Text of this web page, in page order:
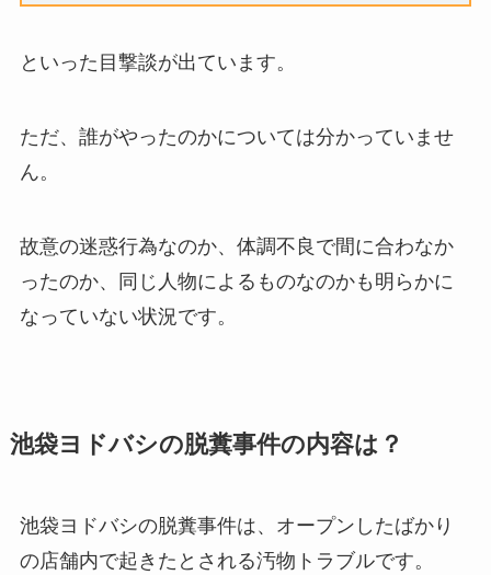
といった目撃談が出ています。
ただ、誰がやったのかについては分かっていませ
ん。
故意の迷惑行為なのか、体調不良で間に合わなか
ったのか、同じ人物によるものなのかも明らかに
なっていない状況です。
池袋ヨドバシの脱糞事件の内容は？
池袋ヨドバシの脱糞事件は、オープンしたばかり
の店舗内で起きたとされる汚物トラブルです。